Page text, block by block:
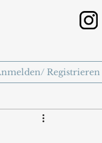
Registrieren